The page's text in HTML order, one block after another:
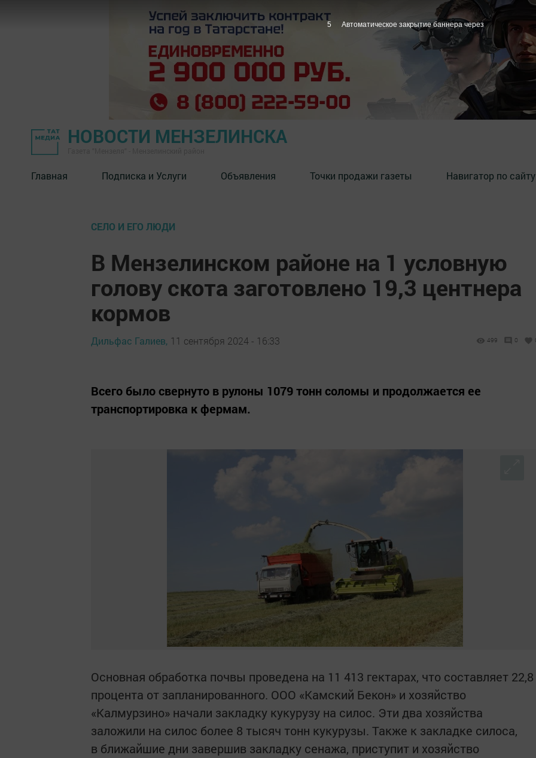
НОВОСТИ МЕНЗЕЛИНСКА
Главная Подписка и Услуги Объявления Точки продажи газеты Навигатор по сайту
СЕЛО И ЕГО ЛЮДИ
В Мензелинском районе на 1 условную
голову скота заготовлено 19,3 центнера
кормов
Дильфас Галиев, 11 сентября 2024 - 16:33 499 0
Всего было свернуто в рулоны 1079 тонн соломы и продолжается ее
транспортировка к фермам.
Основная обработка почвы проведена на 11 413 гектарах, что составляет 22,8
процента от запланированного. ООО «Камский Бекон» и хозяйство
«Калмурзино» начали закладку кукурузу на силос. Эти два хозяйства
заложили на силос более 8 тысяч тонн кукурузы. Также к закладке силоса,
в ближайшие дни завершив закладку сенажа, приступит и хозяйство
4 Автоматическое закрытие баннера через